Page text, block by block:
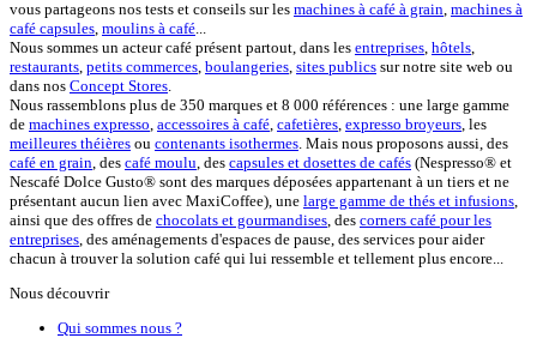
vous partageons nos tests et conseils sur les machines à café à grain, machines à
café capsules, moulins à café...
Nous sommes un acteur café présent partout, dans les entreprises, hôtels,
restaurants, petits commerces, boulangeries, sites publics sur notre site web ou
dans nos Concept Stores.
Nous rassemblons plus de 350 marques et 8 000 références : une large gamme
de machines expresso, accessoires à café, cafetières, expresso broyeurs, les
meilleures théières ou contenants isothermes. Mais nous proposons aussi, des
café en grain, des café moulu, des capsules et dosettes de cafés (Nespresso® et
Nescafé Dolce Gusto® sont des marques déposées appartenant à un tiers et ne
présentant aucun lien avec MaxiCoffee), une large gamme de thés et infusions,
ainsi que des offres de chocolats et gourmandises, des corners café pour les
entreprises, des aménagements d'espaces de pause, des services pour aider
chacun à trouver la solution café qui lui ressemble et tellement plus encore...
Nous découvrir
Qui sommes nous ?